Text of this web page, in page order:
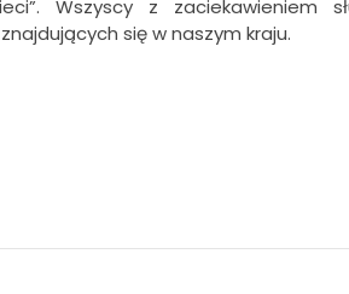
Wszyscy z zaciekawieniem
się w naszym kraju.